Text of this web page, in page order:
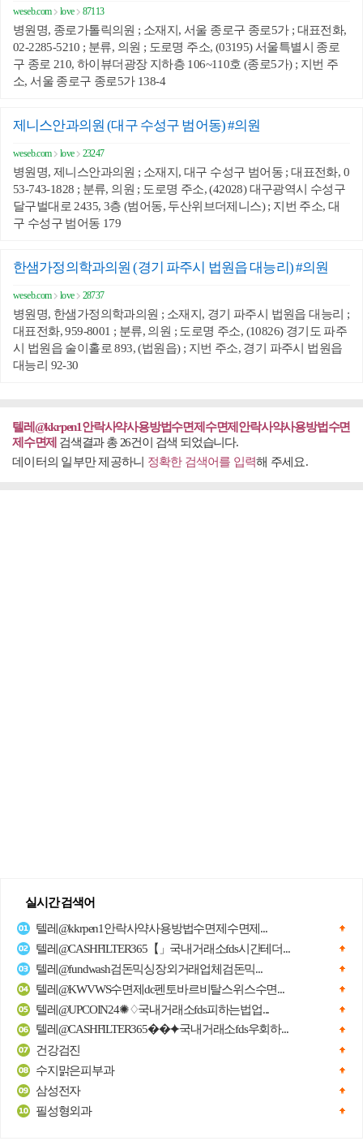
weseb.com love 87113
병원명, 종로가톨릭의원 ; 소재지, 서울 종로구 종로5가 ; 대표전화,
02-2285-5210 ; 분류, 의원 ; 도로명 주소, (03195) 서울특별시 종로
구 종로 210, 하이뷰더광장 지하층 106~110호 (종로5가) ; 지번 주
소, 서울 종로구 종로5가 138-4
제니스안과의원 (대구 수성구 범어동) #의원
weseb.com love 23247
병원명, 제니스안과의원 ; 소재지, 대구 수성구 범어동 ; 대표전화, 0
53-743-1828 ; 분류, 의원 ; 도로명 주소, (42028) 대구광역시 수성구
달구벌대로 2435, 3층 (범어동, 두산위브더제니스) ; 지번 주소, 대
구 수성구 범어동 179
한샘가정의학과의원 (경기 파주시 법원읍 대능리) #의원
weseb.com love 28737
병원명, 한샘가정의학과의원 ; 소재지, 경기 파주시 법원읍 대능리 ;
대표전화, 959-8001 ; 분류, 의원 ; 도로명 주소, (10826) 경기도 파주
시 법원읍 술이홀로 893, (법원읍) ; 지번 주소, 경기 파주시 법원읍
대능리 92-30
텔레@kkrpen1안락사약사용방법수면제수면제안락사약사용방법수면
제수면제 검색결과 총 26건이 검색 되었습니다.
데이터의 일부만 제공하니 정확한 검색어를 입력해 주세요.
실시간 검색어
텔레@kkrpen1안락사약사용방법수면제수면제...
텔레@CASHFILTER365【」국내거래소fds시간테더...
텔레@fundwash검돈믹싱장외거래업체검돈믹...
텔레@KWVWS수면제dc펜토바르비탈스위스수면...
텔레@UPCOIN24✺♢국내거래소fds피하는법업...
텔레@CASHFILTER365��⯌국내거래소fds우회하...
건강검진
수지맑은피부과
삼성전자
필성형외과